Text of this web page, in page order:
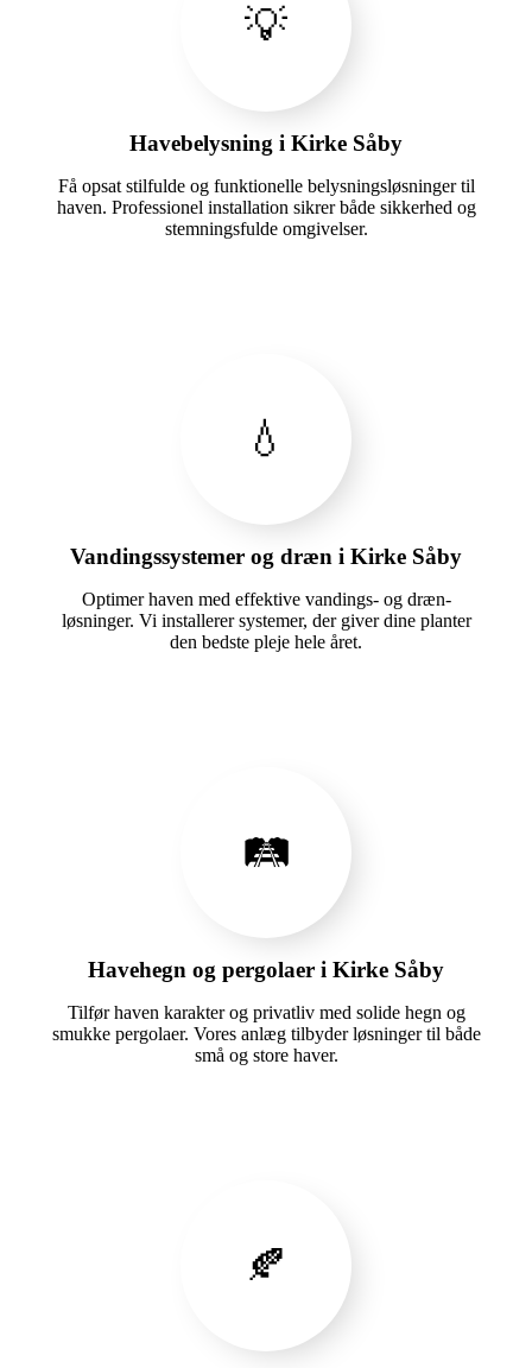
💡
Havebelysning i Kirke Såby
Få opsat stilfulde og funktionelle belysningsløsninger til
haven. Professionel installation sikrer både sikkerhed og
stemningsfulde omgivelser.
💧
Vandingssystemer og dræn i Kirke Såby
Optimer haven med effektive vandings- og dræn-
løsninger. Vi installerer systemer, der giver dine planter
den bedste pleje hele året.
🛤️
Havehegn og pergolaer i Kirke Såby
Tilfør haven karakter og privatliv med solide hegn og
smukke pergolaer. Vores anlæg tilbyder løsninger til både
små og store haver.
🍂